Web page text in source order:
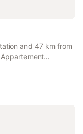
and 47 km from
à Athus offers